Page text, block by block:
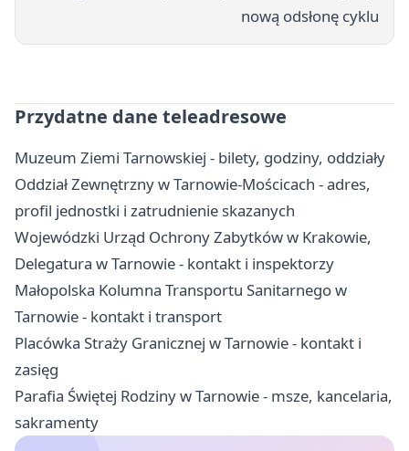
nową odsłonę cyklu
Przydatne dane teleadresowe
Muzeum Ziemi Tarnowskiej - bilety, godziny, oddziały
Oddział Zewnętrzny w Tarnowie-Mościcach - adres,
profil jednostki i zatrudnienie skazanych
Wojewódzki Urząd Ochrony Zabytków w Krakowie,
Delegatura w Tarnowie - kontakt i inspektorzy
Małopolska Kolumna Transportu Sanitarnego w
Tarnowie - kontakt i transport
Placówka Straży Granicznej w Tarnowie - kontakt i
zasięg
Parafia Świętej Rodziny w Tarnowie - msze, kancelaria,
sakramenty